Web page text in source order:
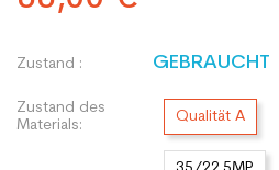
Zustand : GEBRAUCHT
Zustand des
Materials:
Qualität A